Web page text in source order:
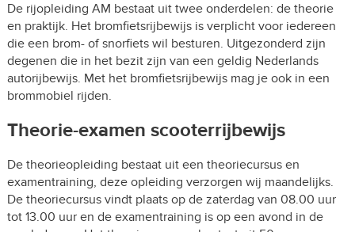
De rijopleiding AM bestaat uit twee onderdelen: de theorie
en praktijk. Het bromfietsrijbewijs is verplicht voor iedereen
die een brom- of snorfiets wil besturen. Uitgezonderd zijn
degenen die in het bezit zijn van een geldig Nederlands
autorijbewijs. Met het bromfietsrijbewijs mag je ook in een
brommobiel rijden.
Theorie-examen scooterrijbewijs
De theorieopleiding bestaat uit een theoriecursus en
examentraining, deze opleiding verzorgen wij maandelijks.
De theoriecursus vindt plaats op de zaterdag van 08.00 uur
tot 13.00 uur en de examentraining is op een avond in de